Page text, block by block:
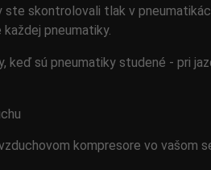
ste skontrolovali tlak v
pneumatiky.
sú pneumatiky studené - pri
kompresore vo vašom